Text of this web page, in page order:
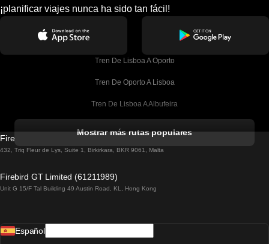
¡planificar viajes nunca ha sido tan fácil!
Tren De Lisboa A Oporto
Tren De Oporto A Lisboa
Tren De Lisboa A Albufeira
Tren De Lisboa A Lagos
Tren De Lisboa A Madrid
Mostrar más rutas populares
Firebird GT Limited (OC 1451)
432, Triq Fleur de Lys, Suite 1, Birkirkara, BKR 9061, Malta
Firebird GT Limited (61211989)
Unit G 15/F Tal Building 49 Austin Road, KL, Hong Kong
Español